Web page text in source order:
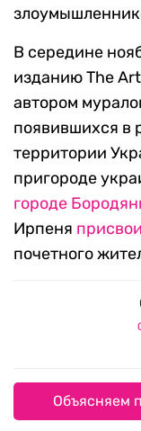
В середине
изданию The
автором
появившихся в
территории
пригороде
городе
Ирпеня
почетного
Объясняем